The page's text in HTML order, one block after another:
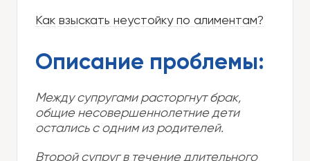
Как взыскать неустойку по алиментам?
Описание проблемы:
Между супругами расторгнут брак,
общие несовершеннолетние дети
остались с одним из родителей.
Второй супруг в течение длительного